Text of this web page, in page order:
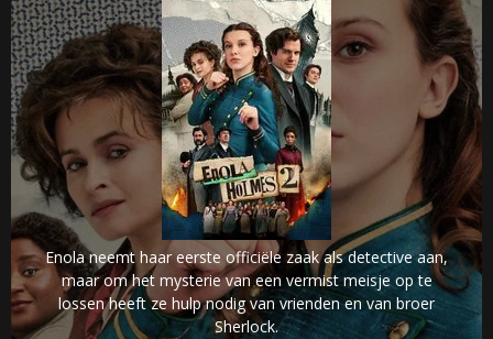
Enola neemt haar eerste officiële zaak als detective aan,
maar om het mysterie van een vermist meisje op te
lossen heeft ze hulp nodig van vrienden en van broer
Sherlock.